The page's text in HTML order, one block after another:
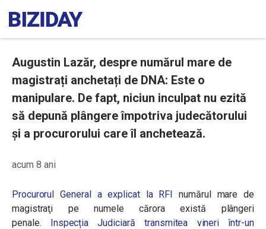
Augustin Lazăr, despre numărul mare de
magistrați anchetați de DNA: Este o
manipulare. De fapt, niciun inculpat nu ezită
să depună plângere împotriva judecătorului
și a procurorului care îl anchetează.
acum 8 ani
Procurorul General a explicat la RFI numărul mare de
magistraţi pe numele cărora există plângeri
penale. Inspecția Judiciară transmitea vineri într-un